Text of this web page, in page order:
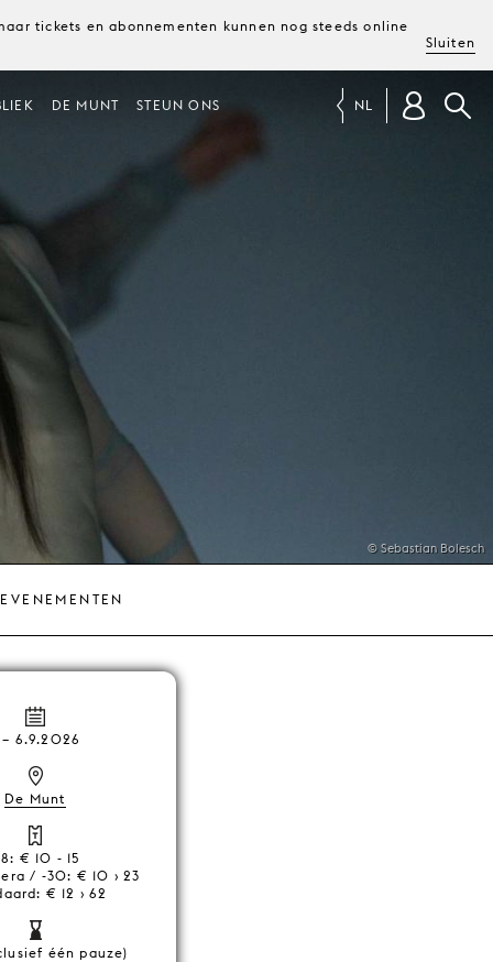
tickets en abonnementen kunnen nog steeds online
Sluiten
DE MUNT STEUN ONS NL
© Sebastian Bolesch
– 6.9.2026
De Munt
€ 10 - 15
/ -30: € 10 › 23
€ 12 › 62
één pauze)